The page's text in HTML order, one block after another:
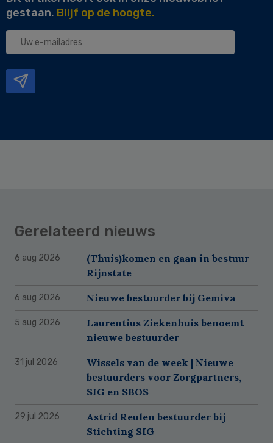
gestaan. Blijf op de hoogte.
Uw
Gerelateerd nieuws
6 aug 2026
(Thuis)komen en gaan in bestuur
Rijnstate
6 aug 2026 Nieuwe bestuurder bij Gemiva
5 aug 2026
Laurentius Ziekenhuis benoemt
nieuwe bestuurder
31 jul 2026
Wissels van de week | Nieuwe
bestuurders voor Zorgpartners,
SIG en SBOS
29 jul 2026
Astrid Reulen bestuurder bij
Stichting SIG